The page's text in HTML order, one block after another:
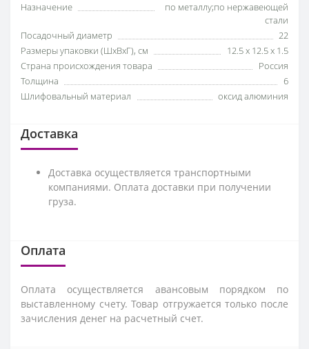
Назначение
по металлу;по нержавеющей
стали
Посадочный диаметр
22
Размеры упаковки (ШхВхГ), см
12.5 x 12.5 x 1.5
Страна происхождения товара
Россия
Толщина
6
Шлифовальный материал
оксид алюминия
Доставка
Доставка осуществляется транспортными
компаниями. Оплата доставки при получении
груза.
Оплата
Оплата осуществляется авансовым порядком по
выставленному счету. Товар отгружается только после
зачисления денег на расчетный счет.